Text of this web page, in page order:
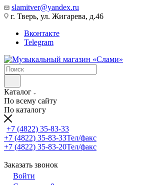
slamitver@yandex.ru
г. Тверь, ул. Жигарева, д.46
Вконтакте
Telegram
Каталог
По всему сайту
По каталогу
+7 (4822) 35-83-33
+7 (4822) 35-83-33Тел/факс
+7 (4822) 35-83-20Тел/факс
Заказать звонок
Войти